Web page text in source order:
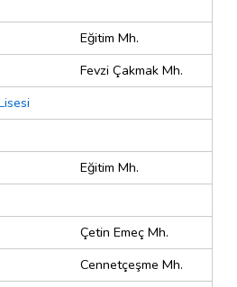
Eğitim Mh.
Fevzi Çakmak Mh.
Eğitim Mh.
Çetin Emeç Mh.
Cennetçeşme Mh.